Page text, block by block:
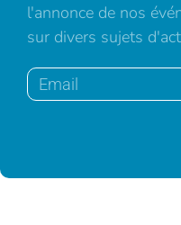
l'annonce de nos
sur divers sujets